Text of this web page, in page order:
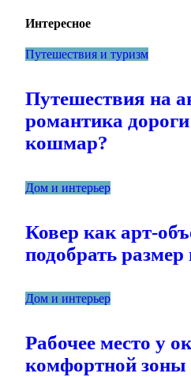
Интересное
Путешествия и туризм
Путешествия на
романтика
кошмар?
Дом и интерьер
Ковер как арт-
подобрать
Дом и интерьер
Рабочее место у
комфортной зоны